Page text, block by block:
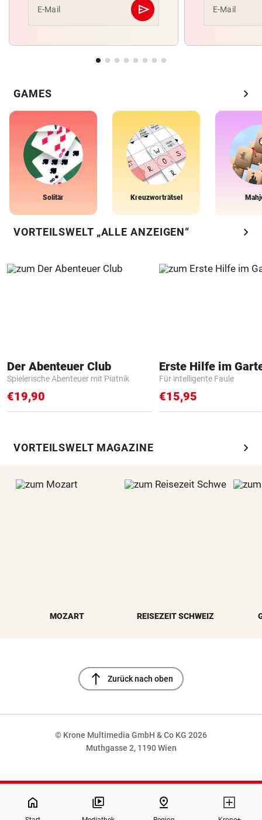
E-Mail send
Abschicken E-Mail
GAMES chevron_right
Solitär Kreuzworträtsel
VORTEILSWELT „ALLE ANZEIGEN“ chevron_right
Der Abenteuer Club
Spielerische Abenteuer mit Piatnik
€19,90
Erste Hilfe im
Für intelligente Faule
€15,95
VORTEILSWELT MAGAZINE chevron_right
MOZART REISEZEIT SCHWEIZ
north Zurück nach oben
© Krone Multimedia GmbH & Co KG 2026
Muthgasse 2, 1190 Wien
home pin_drop
NaN%